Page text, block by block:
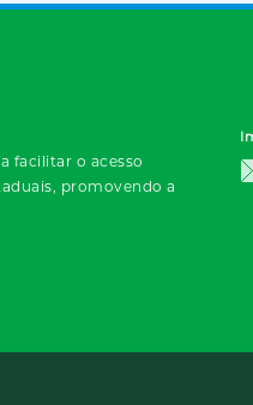
facilitar o acesso
promovendo a